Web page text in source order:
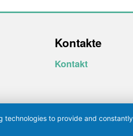
Kontakte
Kontakt
to provide and